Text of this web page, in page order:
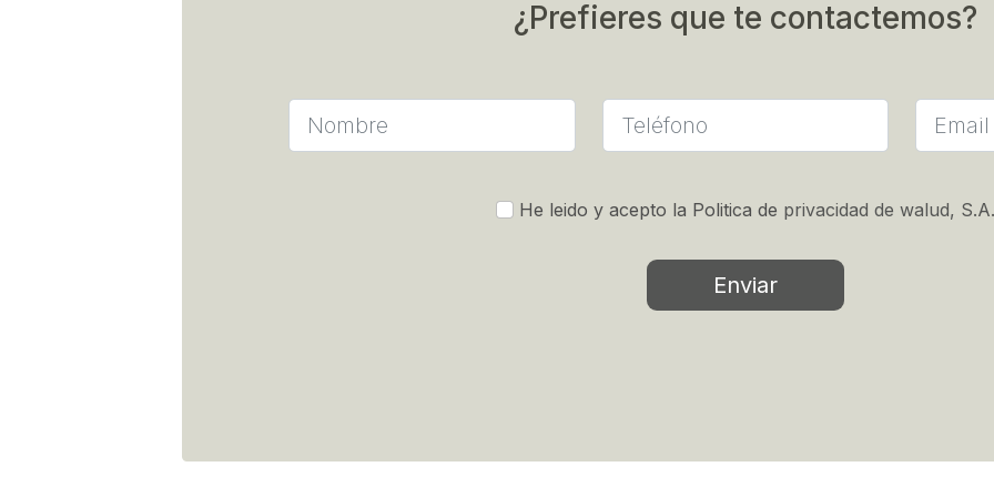
¿Prefieres que te contactemos?
He leido y acepto la Politica de privacidad de walud, S.A.
Enviar